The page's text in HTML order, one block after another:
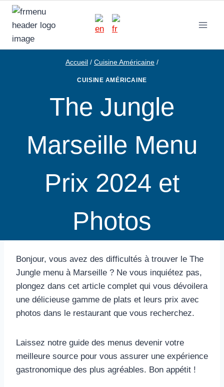
Aller
contenu
Accueil / Cuisine Américaine /
CUISINE AMÉRICAINE
The Jungle
Marseille Menu
Prix 2024 et
Photos
Bonjour, vous avez des difficultés à trouver le The
Jungle menu à Marseille ? Ne vous inquiétez pas,
plongez dans cet article complet qui vous dévoilera
une délicieuse gamme de plats et leurs prix avec
photos dans le restaurant que vous recherchez.
Laissez notre guide des menus devenir votre
meilleure source pour vous assurer une expérience
gastronomique des plus agréables. Bon appétit !